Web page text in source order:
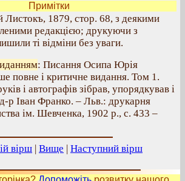
Примітки
1879, стор. 68, з деякими
редакцією; друкуючи з
ті відміни без уваги.
: Писання Осипа Юрія
повне і критичне видання. Том 1.
і автографів зібрав, упорядкував і
р Іван Франко. – Льв.: друкарня
ім. Шевченка, 1902 р., с. 433 –
вірш | Вище | Наступний вірш